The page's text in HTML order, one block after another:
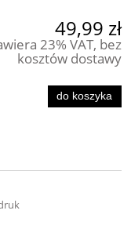
49,99 zł
23% VAT, bez
kosztów dostawy
do koszyka